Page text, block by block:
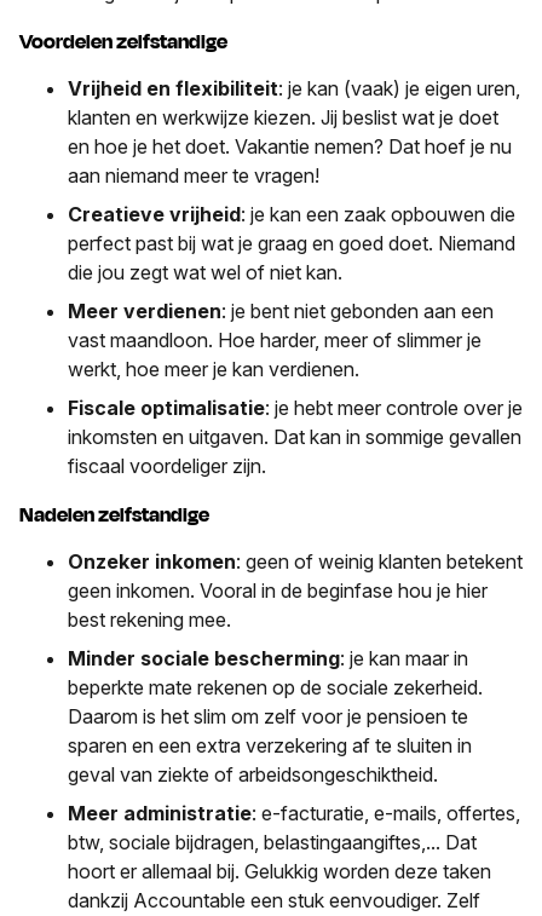
Voordelen zelfstandige
Vrijheid en flexibiliteit: je kan (vaak) je eigen uren,
klanten en werkwijze kiezen. Jij beslist wat je doet
en hoe je het doet. Vakantie nemen? Dat hoef je nu
aan niemand meer te vragen!
Creatieve vrijheid: je kan een zaak opbouwen die
perfect past bij wat je graag en goed doet. Niemand
die jou zegt wat wel of niet kan.
Meer verdienen: je bent niet gebonden aan een
vast maandloon. Hoe harder, meer of slimmer je
werkt, hoe meer je kan verdienen.
Fiscale optimalisatie: je hebt meer controle over je
inkomsten en uitgaven. Dat kan in sommige gevallen
fiscaal voordeliger zijn.
Nadelen zelfstandige
Onzeker inkomen: geen of weinig klanten betekent
geen inkomen. Vooral in de beginfase hou je hier
best rekening mee.
Minder sociale bescherming: je kan maar in
beperkte mate rekenen op de sociale zekerheid.
Daarom is het slim om zelf voor je pensioen te
sparen en een extra verzekering af te sluiten in
geval van ziekte of arbeidsongeschiktheid.
Meer administratie: e-facturatie, e-mails, offertes,
btw, sociale bijdragen, belastingaangiftes,... Dat
hoort er allemaal bij. Gelukkig worden deze taken
dankzij Accountable een stuk eenvoudiger. Zelf